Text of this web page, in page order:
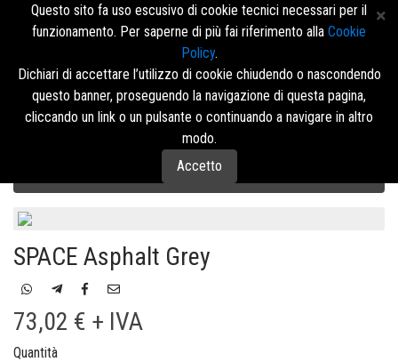
Menù
Abbigliamento da Lavoro U-Power FUTURE
SPACE Asphalt Grey
73,02 € + IVA
Quantità
Questo sito fa uso escusivo di cookie tecnici necessari per il
funzionamento. Per saperne di più fai riferimento alla Cookie
Policy.
Dichiari di accettare l’utilizzo di cookie chiudendo o nascondendo
questo banner, proseguendo la navigazione di questa pagina,
cliccando un link o un pulsante o continuando a navigare in altro
modo.
Accetto